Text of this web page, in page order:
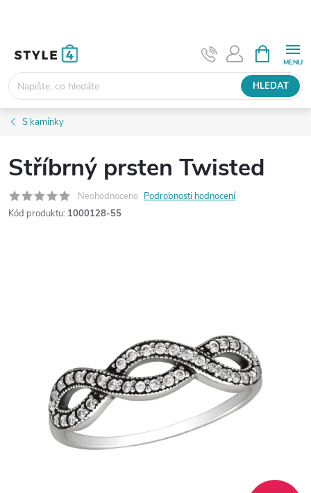
HLEDAT
NÁKUPNÍ
KOŠÍK
S kamínky
Stříbrný prsten Twisted
Neohodnoceno Podrobnosti hodnocení
Kód produktu: 1000128-55